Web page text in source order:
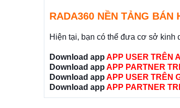
RADA360 NỀN TẢNG BÁN
Hiện tại, bạn có thể đưa cơ sở kinh
Download app APP USER TRÊN
Download app APP PARTNER
Download app APP USER TRÊN
Download app APP PARTNER